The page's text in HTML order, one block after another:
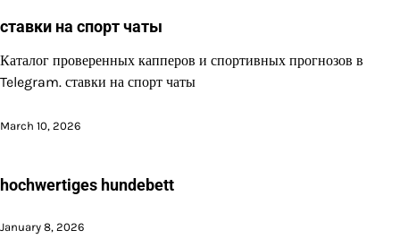
ставки на спорт чаты
Каталог проверенных капперов и спортивных прогнозов в
Telegram. ставки на спорт чаты
March 10, 2026
hochwertiges hundebett
January 8, 2026